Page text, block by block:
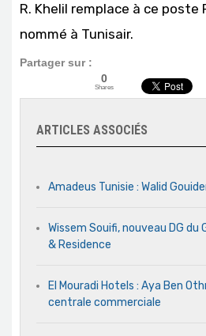
R. Khelil remplace à ce poste
nommé à Tunisair.
Partager sur :
0
Shares
ARTICLES ASSOCIÉS
Amadeus Tunisie : Walid
Wissem Souifi, nouveau DG du
& Residence
El Mouradi Hotels : Aya Ben
centrale commerciale